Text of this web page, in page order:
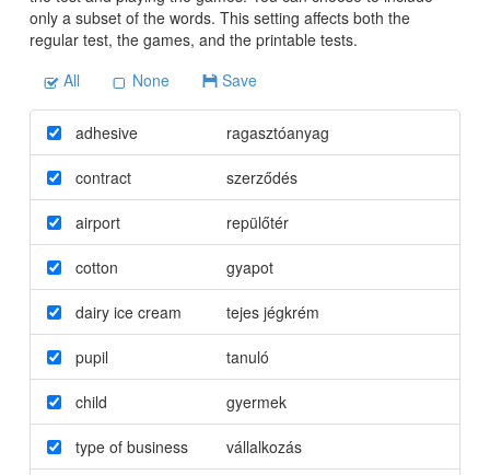
only a subset of the words. This setting affects both the
regular test, the games, and the printable tests.
All
None Save
adhesive ragasztóanyag
contract szerződés
airport repülőtér
cotton gyapot
dairy ice cream tejes jégkrém
pupil tanuló
child gyermek
type of business vállalkozás